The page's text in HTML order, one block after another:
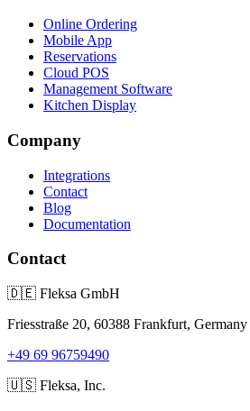
Online Ordering
Mobile App
Reservations
Cloud POS
Management Software
Kitchen Display
Company
Integrations
Contact
Blog
Documentation
Contact
🇩🇪 Fleksa GmbH
Friesstraße 20, 60388 Frankfurt, Germany
+49 69 96759490
🇺🇸 Fleksa, Inc.